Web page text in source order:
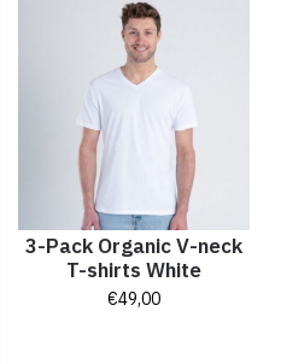
3-Pack Organic V-neck
T-shirts White
€49,00